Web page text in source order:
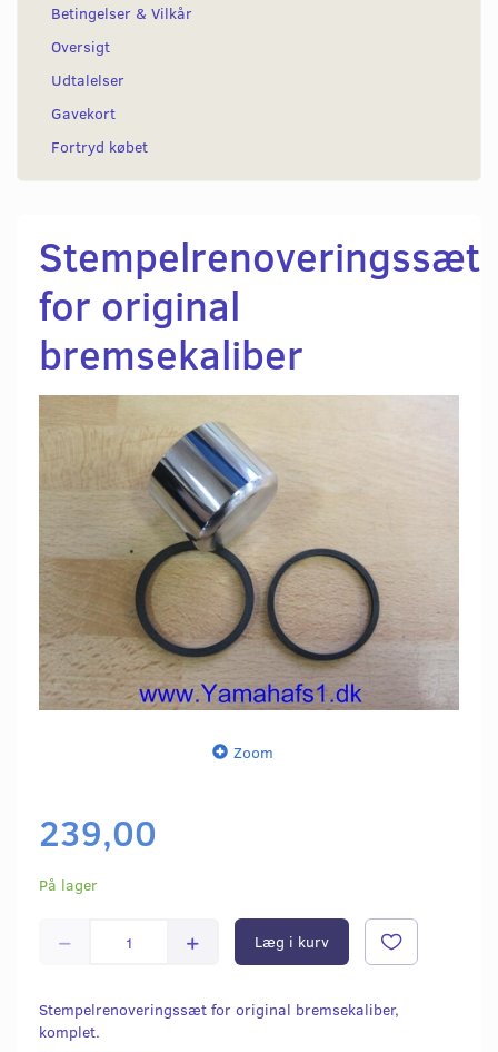
Betingelser & Vilkår
Oversigt
Udtalelser
Gavekort
Fortryd købet
Stempelrenoveringssæt
for original
bremsekaliber
Zoom
239,00
På lager
Læg i kurv
Stempelrenoveringssæt for original bremsekaliber,
komplet.